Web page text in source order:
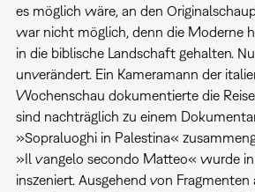
es möglich wäre, an den
war nicht möglich, denn die Moderne
in die biblische Landschaft gehalten.
unverändert. Ein Kameramann der
Wochenschau dokumentierte die
sind nachträglich zu einem
»Sopraluoghi in Palestina«
»Il vangelo secondo Matteo« wurde
inszeniert. Ausgehend von Fragmenten